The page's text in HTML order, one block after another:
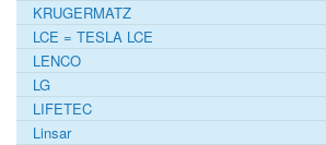
KRUGERMATZ
LCE = TESLA LCE
LENCO
LG
LIFETEC
Linsar